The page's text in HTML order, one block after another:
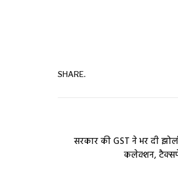
SHARE.
सरकार की GST ने भर दी
कलेक्शन,